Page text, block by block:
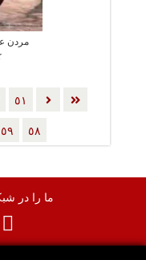
٥١
٥٨ ٥٩
ما را در